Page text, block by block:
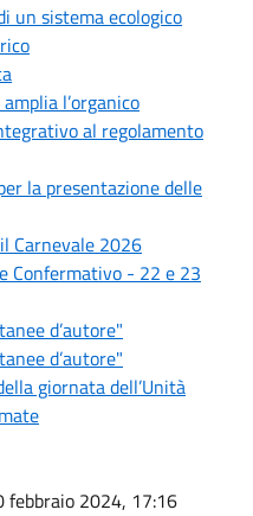
un sistema ecologico
l’organico
al regolamento
la presentazione delle
Carnevale 2026
Confermativo - 22 e 23
d’autore"
d’autore"
giornata dell’Unità
febbraio 2024, 17:16